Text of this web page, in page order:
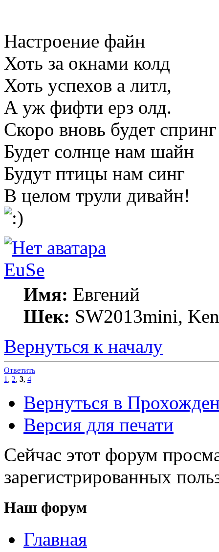
Настроение файн
Хоть за окнами колд
Хоть успехов а литл,
А уж фифти ерз олд.
Скоро вновь будет спринг
Будет солнце нам шайн
Будут птицы нам синг
В целом трули дивайн!
EuSe
Имя: Евгений
Шек: SW2013mini,
Вернуться к началу
Ответить
1 , 2, 3, 4
Вернуться в
Версия для печати
Сейчас этот форум
зарегистрированных
Наш форум
Главная